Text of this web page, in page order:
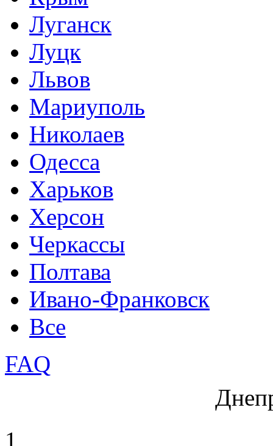
Луганск
Луцк
Львов
Мариуполь
Николаев
Одесса
Харьков
Херсон
Черкассы
Полтава
Ивано-Франковск
Все
FAQ
1